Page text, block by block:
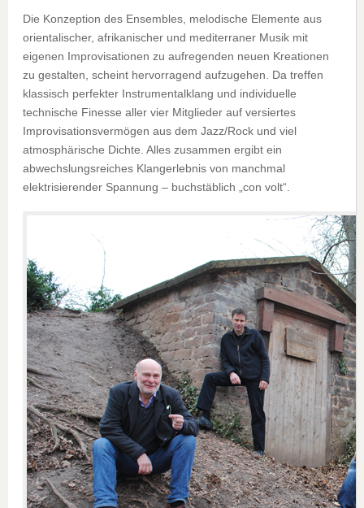
Die Konzeption des Ensembles, melodische Elemente aus
orientalischer, afrikanischer und mediterraner Musik mit
eigenen Improvisationen zu aufregenden neuen Kreationen
zu gestalten, scheint hervorragend aufzugehen. Da treffen
klassisch perfekter Instrumentalklang und individuelle
technische Finesse aller vier Mitglieder auf versiertes
Improvisationsvermögen aus dem Jazz/Rock und viel
atmosphärische Dichte. Alles zusammen ergibt ein
abwechslungsreiches Klangerlebnis von manchmal
elektrisierender Spannung – buchstäblich „con volt“.